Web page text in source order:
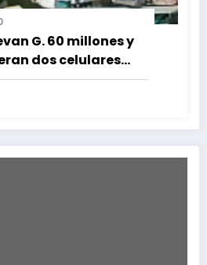
G. 60 millones y
dos celulares
y persecución